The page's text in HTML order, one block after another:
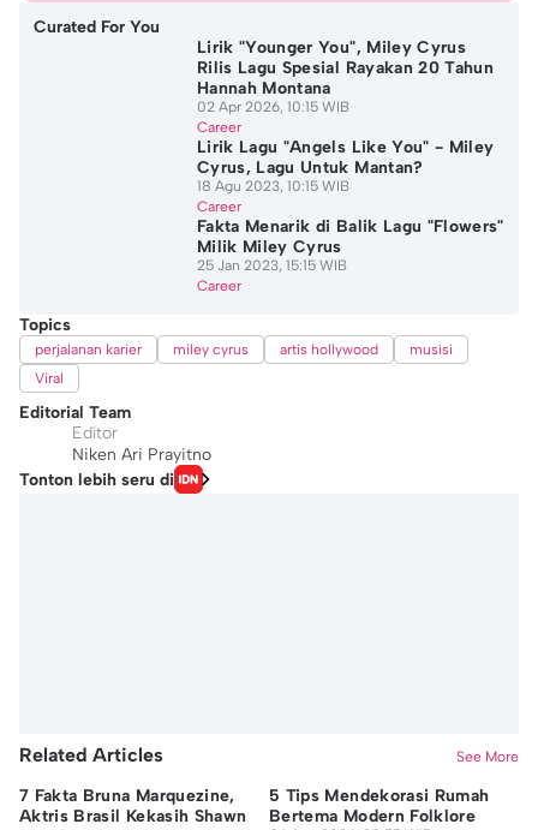
Curated For You
Lirik "Younger You", Miley Cyrus
Rilis Lagu Spesial Rayakan 20 Tahun
Hannah Montana
02 Apr 2026, 10:15 WIB
Career
Lirik Lagu "Angels Like You" - Miley
Cyrus, Lagu Untuk Mantan?
18 Agu 2023, 10:15 WIB
Career
Fakta Menarik di Balik Lagu "Flowers"
Milik Miley Cyrus
25 Jan 2023, 15:15 WIB
Career
Topics
perjalanan karier miley cyrus artis hollywood
musisi
Viral
Editorial Team
Editor
Niken Ari Prayitno
Tonton lebih seru di
Related Articles See More
7 Fakta Bruna Marquezine,
Aktris Brasil Kekasih Shawn
5 Tips Mendekorasi Rumah
Bertema Modern Folklore